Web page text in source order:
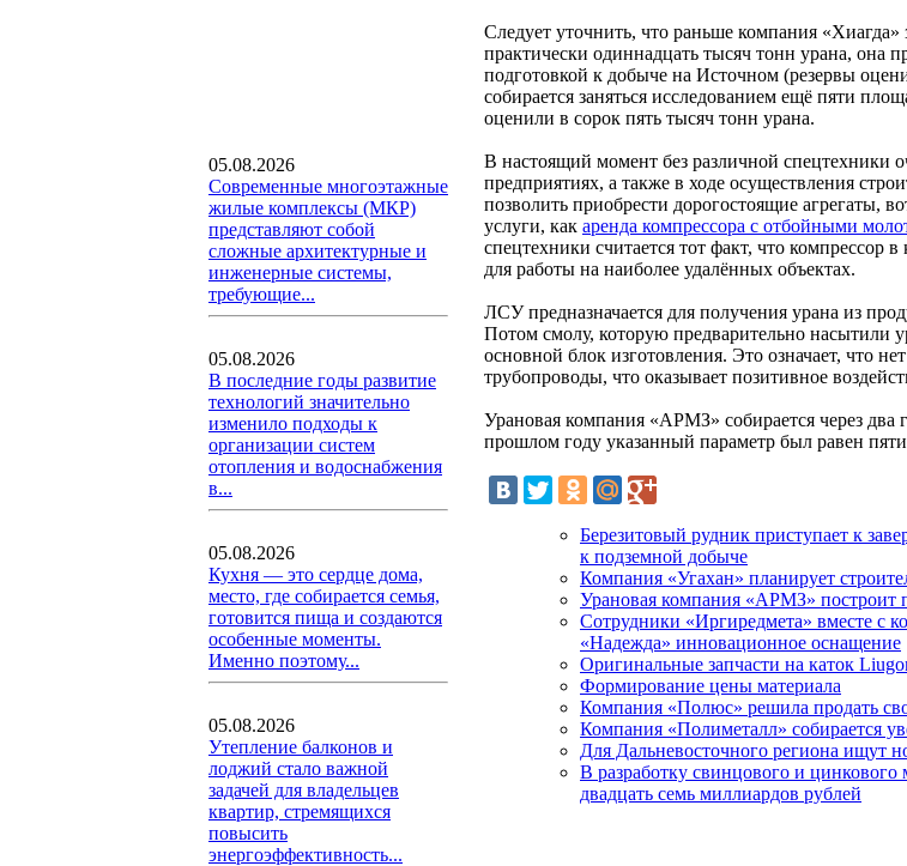
05.08.2026
Современные многоэтажные
жилые комплексы (МКР)
представляют собой
сложные архитектурные и
инженерные системы,
требующие...
05.08.2026
В последние годы развитие
технологий значительно
изменило подходы к
организации систем
отопления и водоснабжения
в...
05.08.2026
Кухня — это сердце дома,
место, где собирается семья,
готовится пища и создаются
особенные моменты.
Именно поэтому...
05.08.2026
Утепление балконов и
лоджий стало важной
задачей для владельцев
квартир, стремящихся
повысить
энергоэффективность...
Следует уточнить, что раньше компания
практически одиннадцать тысяч тонн урана,
подготовкой к добыче на Источном (резервы
собирается заняться исследованием ещё пяти
оценили в сорок пять тысяч тонн урана.
В настоящий момент без различной спецтехники
предприятиях, а также в ходе осуществления
позволить приобрести дорогостоящие агрегаты,
услуги, как аренда компрессора с отбойными
спецтехники считается тот факт, что компрессор
для работы на наиболее удалённых объектах.
ЛСУ предназначается для получения урана из
Потом смолу, которую предварительно насытили
основной блок изготовления. Это означает, что
трубопроводы, что оказывает позитивное
Урановая компания «АРМЗ» собирается через два
прошлом году указанный параметр был равен
Березитовый рудник приступает к
к подземной добыче
Компания «Угахан» планирует
Урановая компания «АРМЗ» построит
Сотрудники «Иргиредмета» вместе с
«Надежда» инновационное оснащение
Оригинальные запчасти на каток
Формирование цены материала
Компания «Полюс» решила продать
Компания «Полиметалл» собирается
Для Дальневосточного региона ищут
В разработку свинцового и
двадцать семь миллиардов рублей